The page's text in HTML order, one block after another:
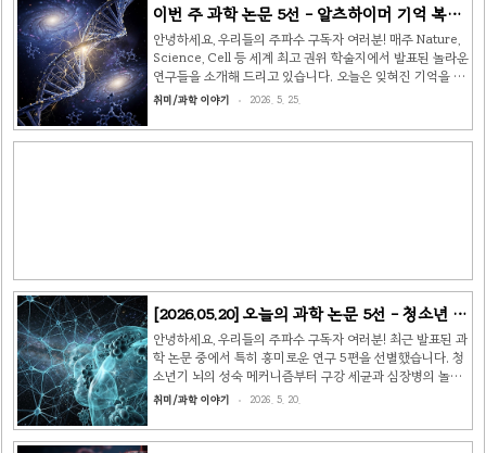
해결의 실마리를 찾았습니다. 암환자 체내에서 T세포(면역
전투 세포)가 점점 지쳐 기능을 잃는 현상을 "T세포 고갈"이
라고 하는데, 이 현상이 왜 일어나는지 분자 수준에서 완전히
규명되었습니다. 연구팀은 CRISPR 스크리닝과 단세포 후성
유전체 분석을 결합해, TOX..
이번 주 과학 논문 5선 - 알츠하이머 기억 복원,
K2-18b 외계 생명 신호, 전고체 배터리
안녕하세요, 우리들의 주파수 구독자 여러분! 매주 Nature,
Science, Cell 등 세계 최고 권위 학술지에서 발표된 놀라운
연구들을 소개해 드리고 있습니다. 오늘은 잊혀진 기억을 되
살리는 단백질부터 외계 생명의 흔적, 지구 기후의 새로운 위
져왔습니다. 커피 한 잔 들고 함께 떠나볼까요? ☕ 🧠 1. 잊
취미/과학 이야기 2026. 5. 25.
[2026.05.20] 오늘의 과학 논문 5선 - 청소년 뇌
의 비밀부터 식물의 통증까지 🔬
안녕하세요, 우리들의 주파수 구독자 여러분! 최근 발표된 과
학 논문 중에서 특히 흥미로운 연구 5편을 선별했습니다. 청
소년기 뇌의 성숙 메커니즘부터 구강 세균과 심장병의 놀라
운 연결고리, 목성 소행성에서 발견된 유기분자, 물로만 움직
연구까지 — 함께 살펴볼게요! 🧠 ① 청소년 뇌가 위험한 이
취미/과학 이야기 2026. 5. 20.